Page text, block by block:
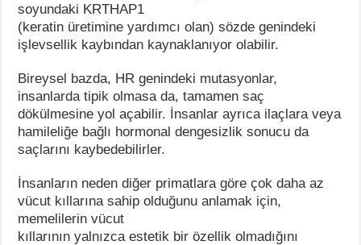
soyundaki KRTHAP1
(keratin üretimine yardımcı olan) sözde genindeki
işlevsellik kaybından kaynaklanıyor olabilir.
Bireysel bazda, HR genindeki mutasyonlar,
insanlarda tipik olmasa da, tamamen saç
dökülmesine yol açabilir. İnsanlar ayrıca ilaçlara veya
hamileliğe bağlı hormonal dengesizlik sonucu da
saçlarını kaybedebilirler.
İnsanların neden diğer primatlara göre çok daha az
vücut kıllarına sahip olduğunu anlamak için,
memelilerin vücut
kıllarının yalnızca estetik bir özellik olmadığını